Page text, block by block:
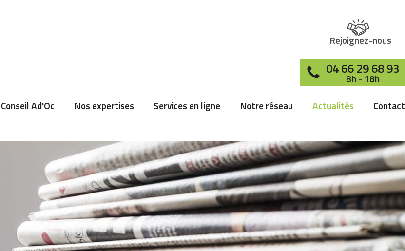
Rejoignez-nous
04 66 29 68 93
8h - 18h
Conseil Ad'Oc
Nos expertises Services en ligne Notre réseau Actualités Contact